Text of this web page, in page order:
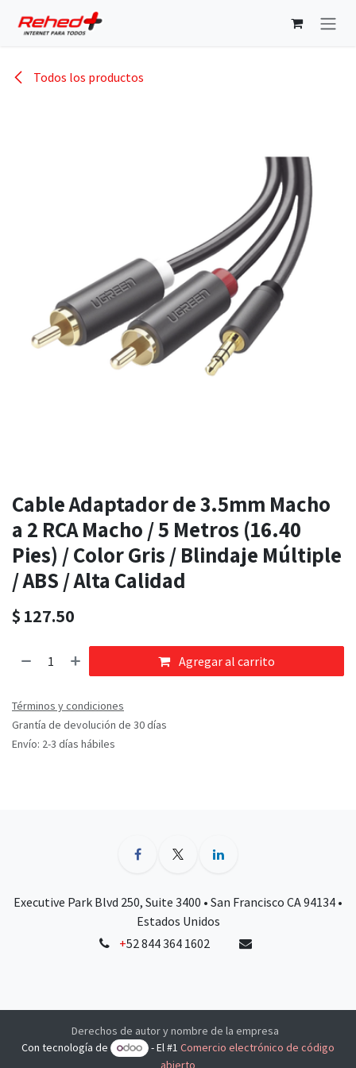
Todos los productos
Cable Adaptador de 3.5mm Macho
a 2 RCA Macho / 5 Metros (16.40
Pies) / Color Gris / Blindaje Múltiple
/ ABS / Alta Calidad
$ 127.50
Agregar al carrito
Términos y condiciones
Grantía de devolución de 30 días
Envío: 2-3 días hábiles
Executive Park Blvd 250, Suite 3400 • San Francisco CA 94134 •
Estados Unidos
+52 844 364 1602
Derechos de autor y nombre de la empresa
Con tecnología de
- El #1Comercio electrónico de código
abierto